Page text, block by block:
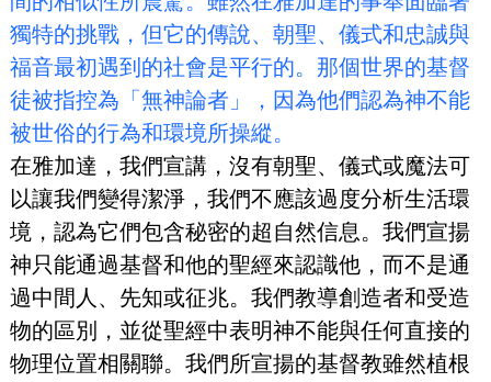
獨特的挑戰，但它的傳說、朝聖、儀式和忠誠與
福音最初遇到的社會是平行的。那個世界的基督
徒被指控為「無神論者」，因為他們認為神不能
被世俗的行為和環境所操縱。
在雅加達，我們宣講，沒有朝聖、儀式或魔法可
以讓我們變得潔淨，我們不應該過度分析生活環
境，認為它們包含秘密的超自然信息。我們宣揚
神只能通過基督和他的聖經來認識他，而不是通
過中間人、先知或征兆。我們教導創造者和受造
物的區別，並從聖經中表明神不能與任何直接的
物理位置相關聯。我們所宣揚的基督教雖然植根